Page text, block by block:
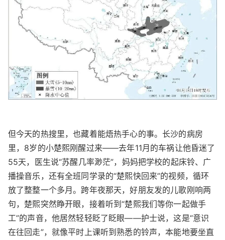
但今天的热搜里，也藏着能焐热手心的事。长沙的病房
里，8岁的小楚熙刚醒过来——去年11月的车祸让他昏迷了
55天，医生说“苏醒几率渺茫”，妈妈把学校的起床铃、广
播操音乐，还有全班同学录的“楚熙快回来”的视频，循环
放了整整一个多月。跨年夜那天，好朋友发的儿歌刚响两
句，楚熙突然睁开眼，接着听到“楚熙我们等你一起做手
工”的声音，他居然轻轻眨了眨眼——护士说，这是“意识
在往回走”，就像平时上课听到熟悉的铃声，本能地要坐直